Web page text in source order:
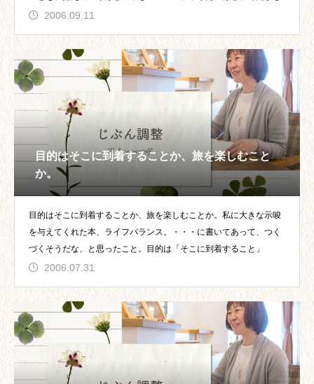
2006.09.11
目的はそこに到着することか、旅を楽しむこと
か。
目的はそこに到着することか、旅を楽しむことか。私に大きな示唆
を与えてくれた本、ライフバランス。・・・に書いてあって、つく
づくそうだな、と思ったこと。目的は「そこに到着すること」
2006.07.31